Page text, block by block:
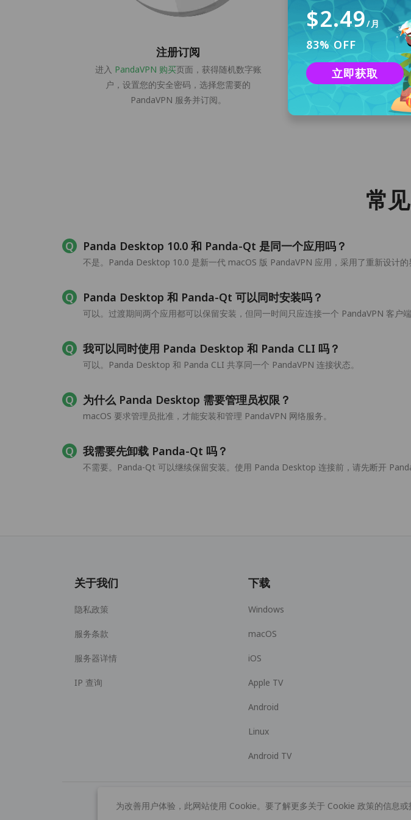
注册订阅
进入 PandaVPN 购买页面，获得随机数字账
户，设置您的安全密码，选择您需要的
PandaVPN 服务并订阅。
下
点击“免费下载”按钮
macOS 版 PandaVPN
的电
常
Panda Desktop 10.0 和 Panda-Qt 是同一个应用吗？
不是。Panda Desktop 10.0 是新一代 macOS 版 PandaVPN 应用，采用了重新设计的
Panda Desktop 和 Panda-Qt 可以同时安装吗？
可以。过渡期间两个应用都可以保留安装，但同一时间只应连接一个 PandaVPN 客户端
我可以同时使用 Panda Desktop 和 Panda CLI 吗？
可以。Panda Desktop 和 Panda CLI 共享同一个 PandaVPN 连接状态。
为什么 Panda Desktop 需要管理员权限？
macOS 要求管理员批准，才能安装和管理 PandaVPN 网络服务。
我需要先卸载 Panda-Qt 吗？
不需要。Panda-Qt 可以继续保留安装。使用 Panda Desktop 连接前，请先断开
$2.49/月
83% OFF
立即获取
关于我们
隐私政策
服务条款
服务器详情
IP 查询
下载
Windows
macOS
iOS
Apple TV
Android
Linux
Android TV
© 2026 MOPUBI
为改善用户体验，此网站使用 Cookie。要了解更多关于 Cookie 政策的信息